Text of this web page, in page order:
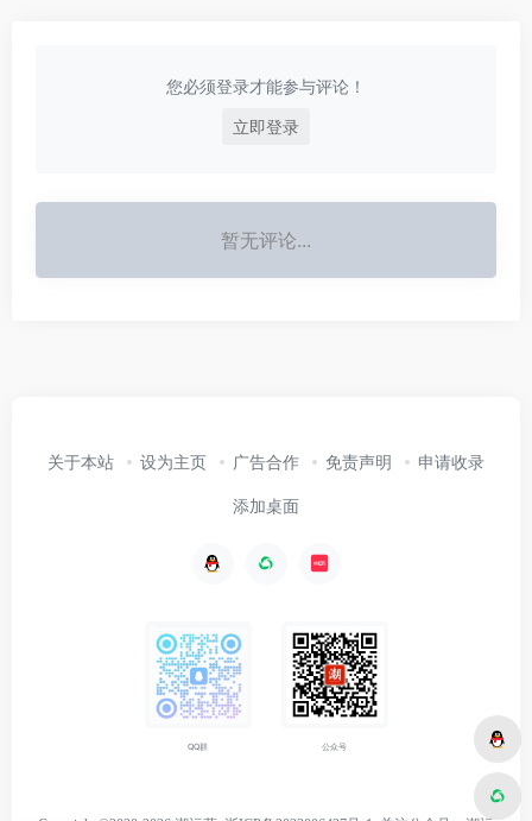
您必须登录才能参与评论！
立即登录
暂无评论...
关于本站 设为主页 广告合作 免责声明 申请收录
添加桌面
QQ群 公众号